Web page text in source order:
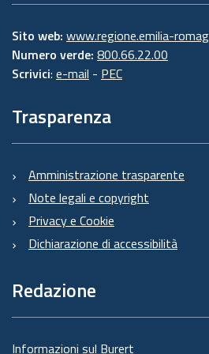
Sito web: www.regione.emilia-
Numero verde: 800.66.22.00
Scrivici: e-mail - PEC
Trasparenza
Amministrazione trasparente
Note legali e copyright
Privacy e Cookie
Dichiarazione di accessibilità
Redazione
Informazioni sul Burert